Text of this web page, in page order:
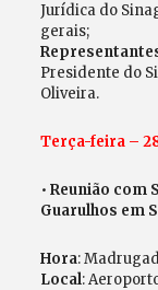
Jurídica do
gerais;
Presidente do
Oliveira.
Terça-feira –
• Reunião com
Guarulhos em
Hora:
Local: